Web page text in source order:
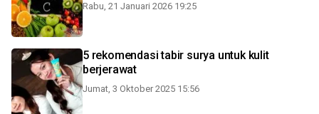
Rabu, 21 Januari 2026 19:25
5 rekomendasi tabir surya untuk kulit
berjerawat
Jumat, 3 Oktober 2025 15:56